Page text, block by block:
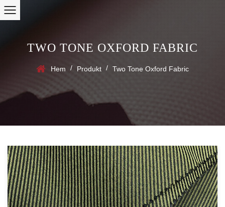
TWO TONE OXFORD FABRIC
Hem / Produkt / Two Tone Oxford Fabric